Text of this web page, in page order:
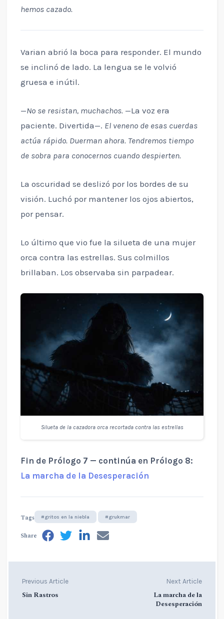
hemos cazado.
Varian abrió la boca para responder. El mundo
se inclinó de lado. La lengua se le volvió
gruesa e inútil.
—No se resistan, muchachos.—La voz era
paciente. Divertida—. El veneno de esas cuerdas
actúa rápido. Duerman ahora. Tendremos tiempo
de sobra para conocernos cuando despierten.
La oscuridad se deslizó por los bordes de su
visión. Luchó por mantener los ojos abiertos,
por pensar.
Lo último que vio fue la silueta de una mujer
orca contra las estrellas. Sus colmillos
brillaban. Los observaba sin parpadear.
Silueta de la cazadora orca recortada contra las estrellas
Fin de Prólogo 7 — continúa en Prólogo 8:
La marcha de la Desesperación
Tags #gritos en la niebla #grukmar
Share
Previous Article
Sin Rastros
Next Article
La marcha de la
Desesperación